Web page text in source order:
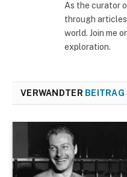
As the curator
through
world. Join me
exploration.
VERWANDTER BEITRAG